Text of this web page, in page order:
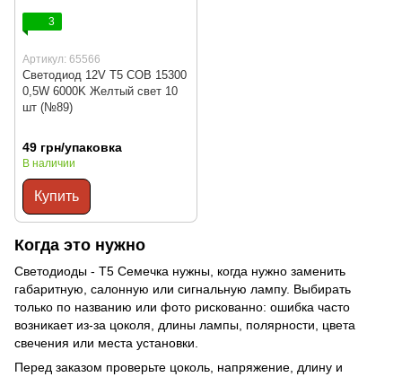
3
Артикул: 65566
Светодиод 12V Т5 COB 15300
0,5W 6000K Желтый свет 10
шт (№89)
49 грн/упаковка
В наличии
Купить
Когда это нужно
Светодиоды - T5 Семечка нужны, когда нужно заменить
габаритную, салонную или сигнальную лампу. Выбирать
только по названию или фото рискованно: ошибка часто
возникает из-за цоколя, длины лампы, полярности, цвета
свечения или места установки.
Перед заказом проверьте цоколь, напряжение, длину и